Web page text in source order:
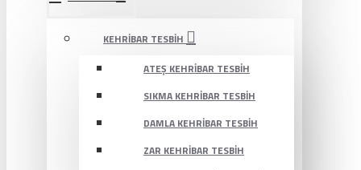
KEHRIBAR TESBIH
ATEŞ KEHRIBAR TESBIH
SIKMA KEHRIBAR TESBIH
DAMLA KEHRIBAR TESBIH
ZAR KEHRIBAR TESBIH